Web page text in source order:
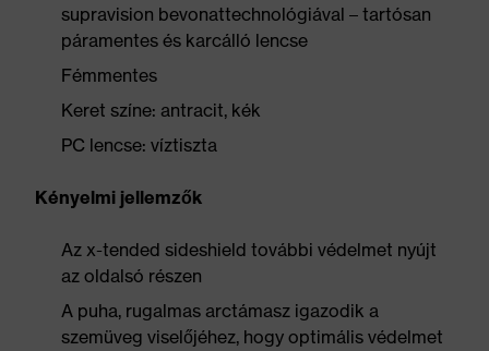
supravision bevonattechnológiával – tartósan
páramentes és karcálló lencse
Fémmentes
Keret színe: antracit, kék
PC lencse: víztiszta
Kényelmi jellemzők
Az x-tended sideshield további védelmet nyújt
az oldalsó részen
A puha, rugalmas arctámasz igazodik a
szemüveg viselőjéhez, hogy optimális védelmet